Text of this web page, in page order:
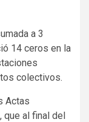
a 3
14 ceros en la
colectivos.
Actas
que al final del